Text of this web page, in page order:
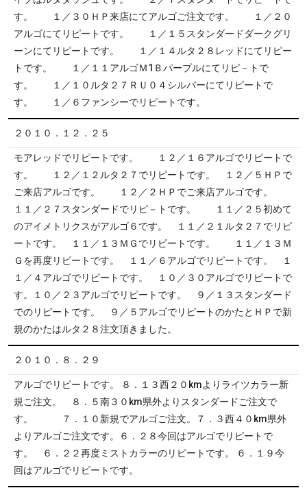
す。 １／３０ＨＰ来店にてアルゴご注文です。 １／２０
アルゴにてリピートです。 １／１５スタンダードダークグリ
ーンにてリピートです。 １／１４ルタ２８レッドにてリピー
トです。 １／１１アルゴＭ1Ｂパープルにてリピ－トで
す。 １／１０ルタ２７ＲＵ０４シルバーにてリピートで
す。 １／６ファンシーでリピートです。
２０１０．１２．２５
モアレッドでリピートです。 １２／１６アルゴでリピートで
す。 １２／１２ルタ２７でリピートです。 １２／５ＨＰで
ご来店アルゴです。 １２／２ＨＰでご来店アルゴです。
１１／２７スタンダードでリピ－トです。 １１／２５初めて
のアイメトリクスがアルゴ６です。 １１／２１ルタ２７でリピ
ートです。 １１／１３ＭＧでリピートです。 １１／１３Ｍ
Ｇを再度リピートです。 １１／６アルゴでリピートです。 １
１／４アルゴでリピートです。 １０／３０アルゴでリピートで
す。１０／２３アルゴでリピートです。 ９／１３スタンダード
でのリピートです。 ９／５アルゴでリピートのかたとＨＰで新
規のかたはルタ２８注文頂きました。
２０１０．８．２９
アルゴでリピートです。 ８．１３西２０kmよりライツカラー新
規ご注文。 ８．５南３０km県外よりスタンダードご注文で
す。 ７．１０新規でアルゴご注文。７．３西４０km県外
よりアルゴご注文です。６．２８今回はアルゴでリピートで
す。 ６．２２再度ミストカラーのリピートです。 ６．１９今
回はアルゴでリピートです。